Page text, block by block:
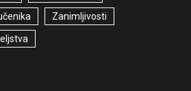
Zanimljivosti